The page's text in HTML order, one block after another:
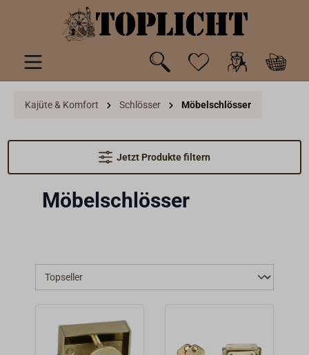
springen
Kajüte & Komfort Schlösser Möbelschlösser
Jetzt Produkte filtern
Möbelschlösser